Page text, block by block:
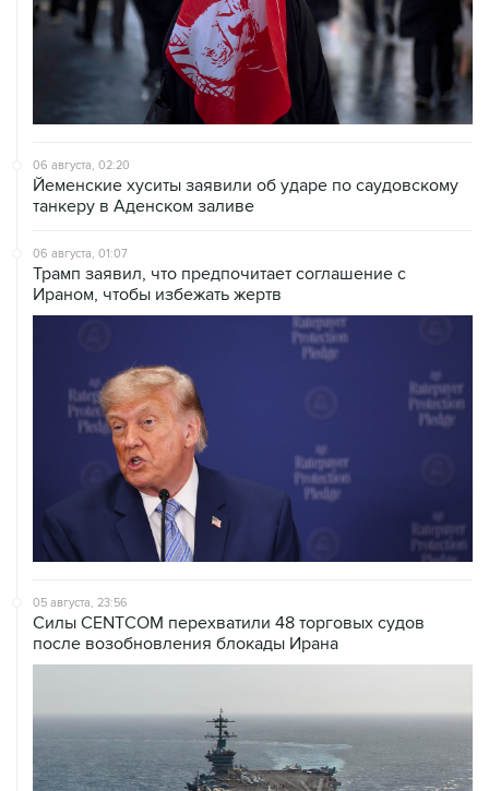
06 августа, 02:20
Йеменские хуситы заявили об ударе по саудовскому
танкеру в Аденском заливе
06 августа, 01:07
Трамп заявил, что предпочитает соглашение с
Ираном, чтобы избежать жертв
05 августа, 23:56
Силы CENTCOM перехватили 48 торговых судов
после возобновления блокады Ирана